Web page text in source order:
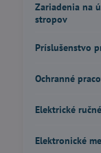
Zariadenia na
stropov
Príslušenstvo
Ochranné
Elektrické
Elektronické